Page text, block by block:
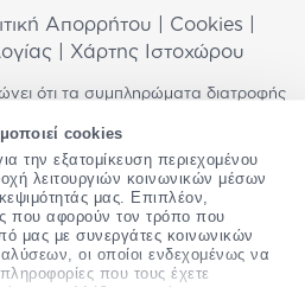
cookies
την εξατομίκευση περιεχομένου
λειτουργιών κοινωνικών μέσων
μας. Επιπλέον,
που αφορούν τον τρόπο που
μας με συνεργάτες κοινωνικών
οι οποίοι ενδεχομένως να
που τους έχετε
Απορρήτου Cookies
| Χάρτης Ιστοχώρου
ότι τα συμπληρώματα διατροφής
αγωγή ή θεραπεία ανθρώπινης
γιατρό σας εάν είστε έγκυος,
φαρμακευτική αγωγή ή
υγείας πριν χρησιμοποιήσετε
Προσπαθούμε διαρκώς να
έγκυρες πληροφορίες. Σε περίπτωση
ή παρατήρηση σχετικά με αυτές,